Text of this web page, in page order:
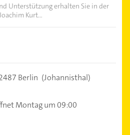
Unterstützung erhalten Sie in der
Kurt...
Berlin (Johannisthal)
Montag um 09:00